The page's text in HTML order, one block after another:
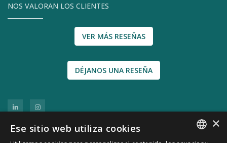
NOS VALORAN LOS CLIENTES
VER MÁS RESEÑAS
DÉJANOS UNA RESEÑA
×
Ese sitio web utiliza cookies